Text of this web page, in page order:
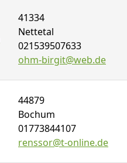
41334
Nettetal
021539507633
ohm-birgit@web.de
44879
Bochum
01773844107
renssor@t-online.de